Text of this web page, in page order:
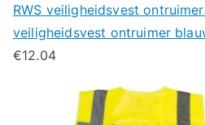
RWS veiligheidsvest
veiligheidsvest ontruimer
€12.04